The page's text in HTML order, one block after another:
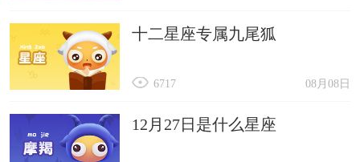
十二星座专属九尾狐
08月08日
6717
12月27日是什么星座